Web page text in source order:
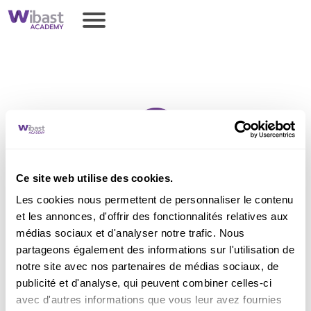
Ce site web utilise des cookies.
Les cookies nous permettent de personnaliser le contenu
et les annonces, d'offrir des fonctionnalités relatives aux
médias sociaux et d'analyser notre trafic. Nous
partageons également des informations sur l'utilisation de
notre site avec nos partenaires de médias sociaux, de
publicité et d'analyse, qui peuvent combiner celles-ci
avec d'autres informations que vous leur avez fournies
Merci pour votre
message !
Nous vous répondrons dans moins de 48h.